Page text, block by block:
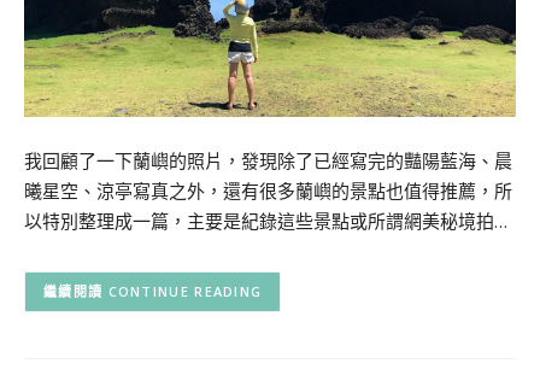
我回顧了一下蘭嶼的照片，發現除了已經寫完的豔陽藍海、晨
曦星空、涼亭寫真之外，還有很多蘭嶼的景點也值得推薦，所
以特別整理成一篇，主要是紀錄這些景點或所謂網美秘境拍…
CONTINUE READING